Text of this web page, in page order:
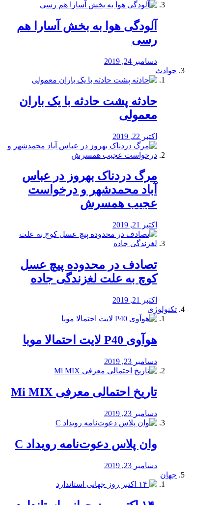
آلودگی هوا به بخش آسارا هم
رسی
دسامبر 24, 2019
حوادث
️حادثه پشت حادثه با یک باران
معمولی
اکتبر 22, 2019
مرگ دردناک بهروز در عباس
آباد محمدشهر و درخواست
عجیب همسرش
اکتبر 21, 2019
تصادف در محدوده پیچ عسل
کوچ به علت لغزندگی جاده
اکتبر 21, 2019
تکنولوژی
هوآوی P40 لایت احتمالا موبا
دسامبر 23, 2019
تاریخ احتمالی معرفی Mi MIX
دسامبر 23, 2019
وان پلاس دعوت‌نامه رویداد C
دسامبر 23, 2019
جهان